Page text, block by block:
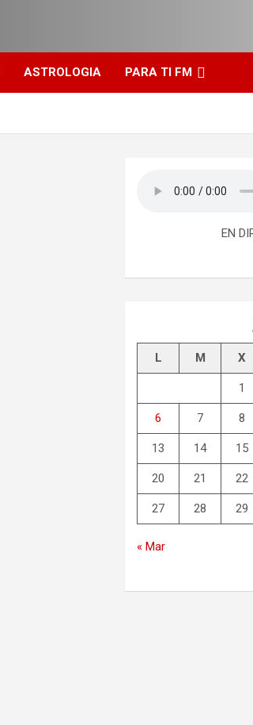
ASTROLOGIA PARA TI FM
EN
L M X
1
6 7 8
13 14 15
20 21 22
27 28 29
« Mar